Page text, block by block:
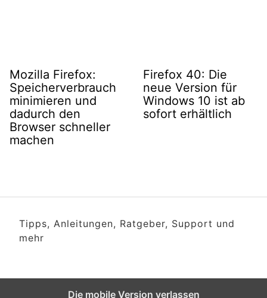
Mozilla Firefox:
Speicherverbrauch
minimieren und
dadurch den
Browser schneller
machen
Firefox 40: Die
neue Version für
Windows 10 ist ab
sofort erhältlich
Tipps, Anleitungen, Ratgeber, Support und
mehr
Die mobile Version verlassen